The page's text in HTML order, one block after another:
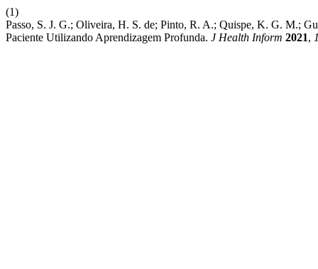
(1)
Passo, S. J. G.; Oliveira, H. S. de; Pinto, R. A.; Quispe, K. G. M.;
Paciente Utilizando Aprendizagem Profunda. J Health Inform 2021,